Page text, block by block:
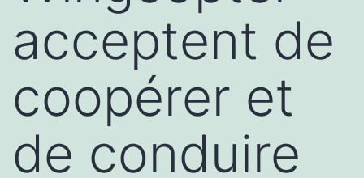
acceptent de
coopérer et
de conduire